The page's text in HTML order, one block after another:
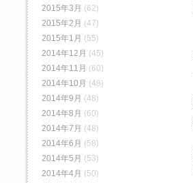
2015年3月 (62)
2015年2月 (47)
2015年1月 (55)
2014年12月 (45)
2014年11月 (60)
2014年10月 (48)
2014年9月 (48)
2014年8月 (60)
2014年7月 (48)
2014年6月 (58)
2014年5月 (53)
2014年4月 (50)